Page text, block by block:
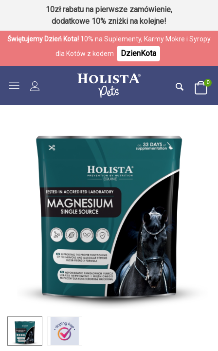
10zł rabatu na pierwsze zamówienie,
dodatkowe 10% zniżki na kolejne!
Świętujemy Dzień Kota! 10% na Suplementy, Karmy Mokre i Syropy
dla Kotów z kodem
DzienKota
0